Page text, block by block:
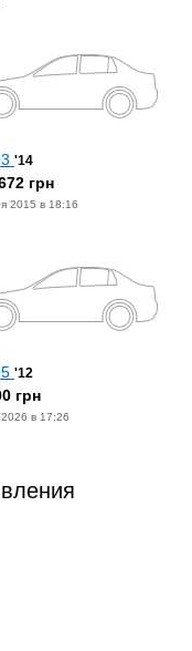
'14
грн
2015 в 18:16
'12
грн
в 17:26